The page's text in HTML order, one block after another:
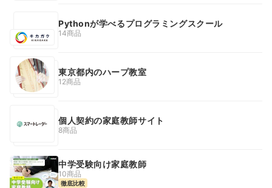
Pythonが学べるプログラミングスクール
14商品
東京都内のハープ教室
12商品
個人契約の家庭教師サイト
8商品
中学受験向け家庭教師
10商品
徹底比較